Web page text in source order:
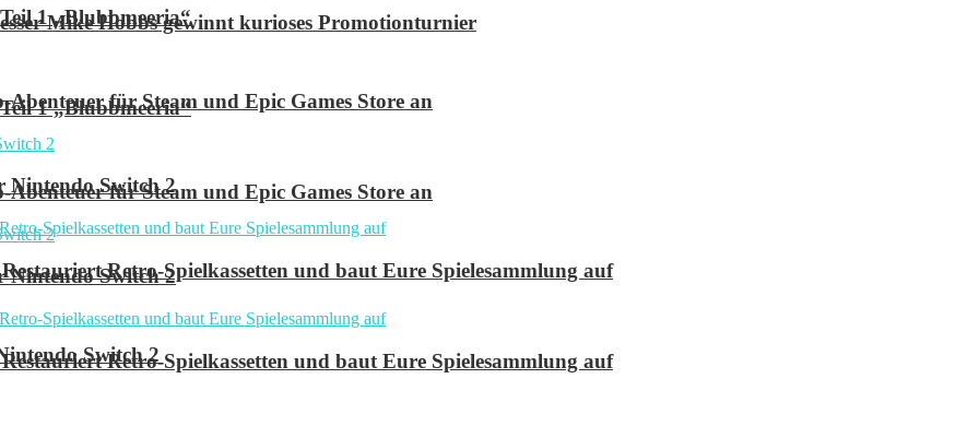
1 „Blubbmeeria“
für Steam und Epic Games Store an
Nintendo Switch 2
Retro-Spielkassetten und baut Eure Spielesammlung auf
Switch 2
Mike Hobbs gewinnt kurioses Promotionturnier
1 „Blubbmeeria“
für Steam und Epic Games Store an
Nintendo Switch 2
Retro-Spielkassetten und baut Eure Spielesammlung auf